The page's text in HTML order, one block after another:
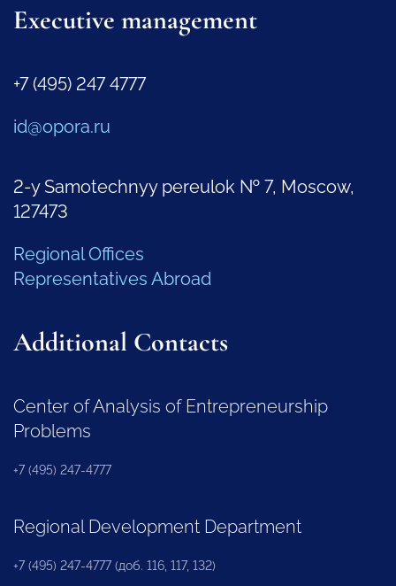
Executive management
+7 (495) 247 4777
id@opora.ru
2-y Samotechnyy pereulok № 7, Moscow,
127473
Regional Offices
Representatives Abroad
Additional Contacts
Center of Analysis of Entrepreneurship
Problems
+7 (495) 247-4777
Regional Development Department
+7 (495) 247-4777 (доб. 116, 117, 132)